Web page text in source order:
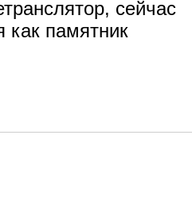
сейчас
как памятник